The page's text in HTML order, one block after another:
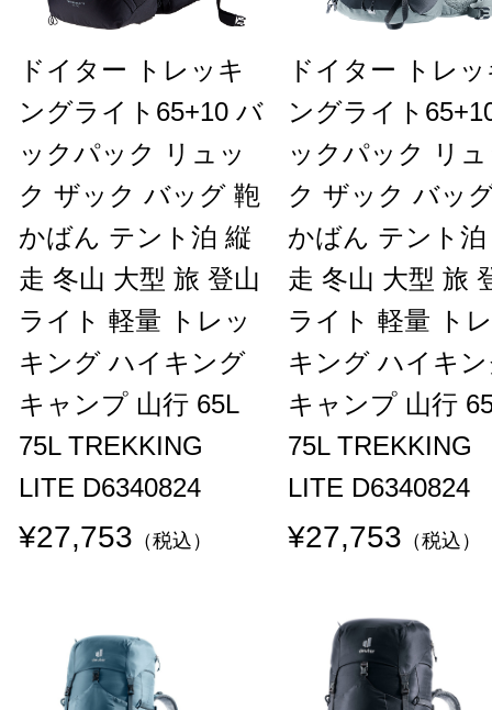
ドイター トレッキ
ングライト65+10 バ
ックパック リュッ
ク ザック バッグ 鞄
かばん テント泊 縦
走 冬山 大型 旅 登山
ライト 軽量 トレッ
キング ハイキング
キャンプ 山行 65L
75L TREKKING
LITE D6340824
¥27,753 （税込）
ドイター トレ
ングライト
ックパック リ
ク ザック バッ
かばん テント泊
走 冬山 大型 旅
ライト 軽量 ト
キング ハイキ
キャンプ 山行
75L TREKKING
LITE D6340824
¥27,753 （税込）